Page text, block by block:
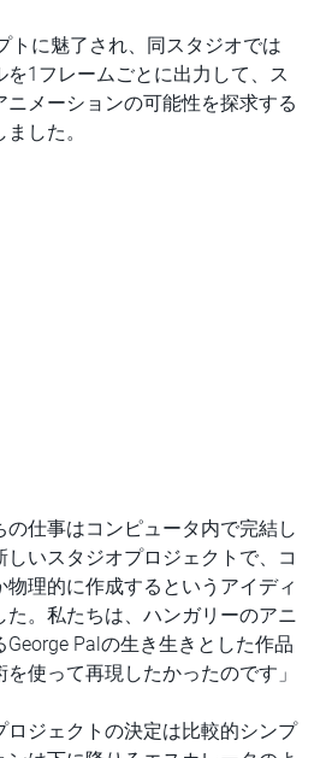
トに魅了され、同スタジオでは
を1フレームごとに出力して、ス
ニメーションの可能性を探求する
した。
の仕事はコンピュータ内で完結し
いスタジオプロジェクトで、コ
物理的に作成するというアイディ
た。私たちは、ハンガリーのアニ
George Palの生き生きとした作品
使って再現したかったのです」
ロジェクトの決定は比較的シンプ